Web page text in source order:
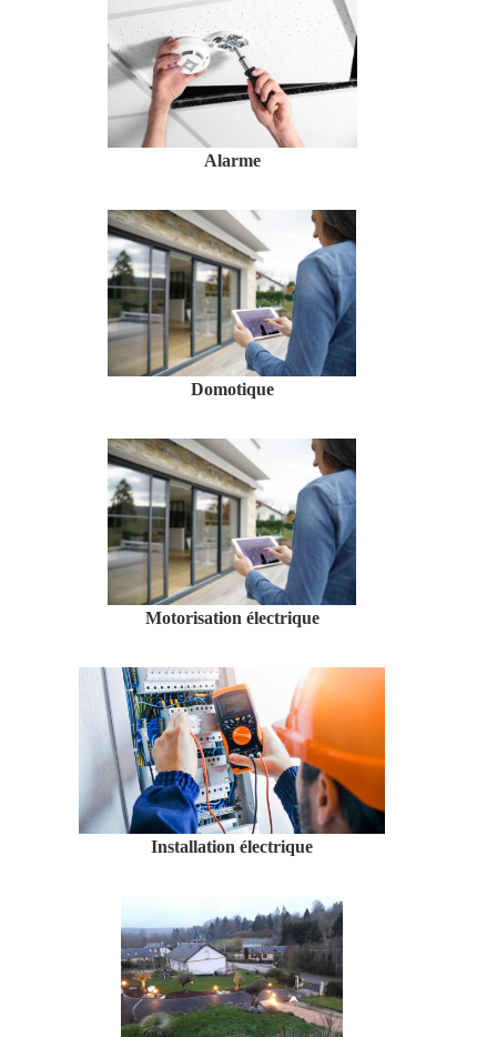
Alarme
Domotique
Motorisation électrique
Installation électrique